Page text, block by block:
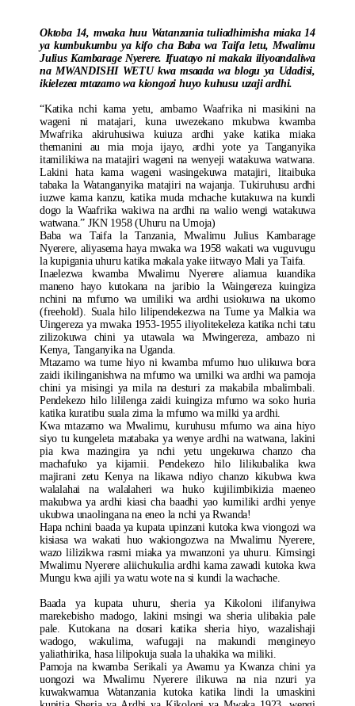
Oktoba 14, mwaka huu Watanzania tuliadhimisha miaka 14
ya kumbukumbu ya kifo cha Baba wa Taifa letu, Mwalimu
Julius Kambarage Nyerere. Ifuatayo ni makala iliyoandaliwa
na MWANDISHI WETU kwa msaada wa blogu ya Udadisi,
ikielezea mtazamo wa kiongozi huyo kuhusu uzaji ardhi.
“Katika nchi kama yetu, ambamo Waafrika ni masikini na
wageni ni matajari, kuna uwezekano mkubwa kwamba
Mwafrika akiruhusiwa kuiuza ardhi yake katika miaka
themanini au mia moja ijayo, ardhi yote ya Tanganyika
itamilikiwa na matajiri wageni na wenyeji watakuwa watwana.
Lakini hata kama wageni wasingekuwa matajiri, litaibuka
tabaka la Watanganyika matajiri na wajanja. Tukiruhusu ardhi
iuzwe kama kanzu, katika muda mchache kutakuwa na kundi
dogo la Waafrika wakiwa na ardhi na walio wengi watakuwa
watwana.” JKN 1958 (Uhuru na Umoja)
Baba wa Taifa la Tanzania, Mwalimu Julius Kambarage
Nyerere, aliyasema haya mwaka wa 1958 wakati wa vuguvugu
la kupigania uhuru katika makala yake iitwayo Mali ya Taifa.
Inaelezwa kwamba Mwalimu Nyerere aliamua kuandika
maneno hayo kutokana na jaribio la Waingereza kuingiza
nchini na mfumo wa umiliki wa ardhi usiokuwa na ukomo
(freehold). Suala hilo lilipendekezwa na Tume ya Malkia wa
Uingereza ya mwaka 1953-1955 iliyolitekeleza katika nchi tatu
zilizokuwa chini ya utawala wa Mwingereza, ambazo ni
Kenya, Tanganyika na Uganda.
Mtazamo wa tume hiyo ni kwamba mfumo huo ulikuwa bora
zaidi ikilinganishwa na mfumo wa umilki wa ardhi wa pamoja
chini ya misingi ya mila na desturi za makabila mbalimbali.
Pendekezo hilo lililenga zaidi kuingiza mfumo wa soko huria
katika kuratibu suala zima la mfumo wa milki ya ardhi.
Kwa mtazamo wa Mwalimu, kuruhusu mfumo wa aina hiyo
siyo tu kungeleta matabaka ya wenye ardhi na watwana, lakini
pia kwa mazingira ya nchi yetu ungekuwa chanzo cha
machafuko ya kijamii. Pendekezo hilo lilikubalika kwa
majirani zetu Kenya na likawa ndiyo chanzo kikubwa kwa
walalahai na walalaheri wa huko kujilimbikizia maeneo
makubwa ya ardhi kiasi cha baadhi yao kumiliki ardhi yenye
ukubwa unaolingana na eneo la nchi ya Rwanda!
Hapa nchini baada ya kupata upinzani kutoka kwa viongozi wa
kisiasa wa wakati huo wakiongozwa na Mwalimu Nyerere,
wazo lilizikwa rasmi miaka ya mwanzoni ya uhuru. Kimsingi
Mwalimu Nyerere aliichukulia ardhi kama zawadi kutoka kwa
Mungu kwa ajili ya watu wote na si kundi la wachache.
Baada ya kupata uhuru, sheria ya Kikoloni ilifanyiwa
marekebisho madogo, lakini msingi wa sheria ulibakia pale
pale. Kutokana na dosari katika sheria hiyo, wazalishaji
wadogo, wakulima, wafugaji na makundi mengineyo
yaliathirika, hasa lilipokuja suala la uhakika wa miliki.
Pamoja na kwamba Serikali ya Awamu ya Kwanza chini ya
uongozi wa Mwalimu Nyerere ilikuwa na nia nzuri ya
kuwakwamua Watanzania kutoka katika lindi la umaskini